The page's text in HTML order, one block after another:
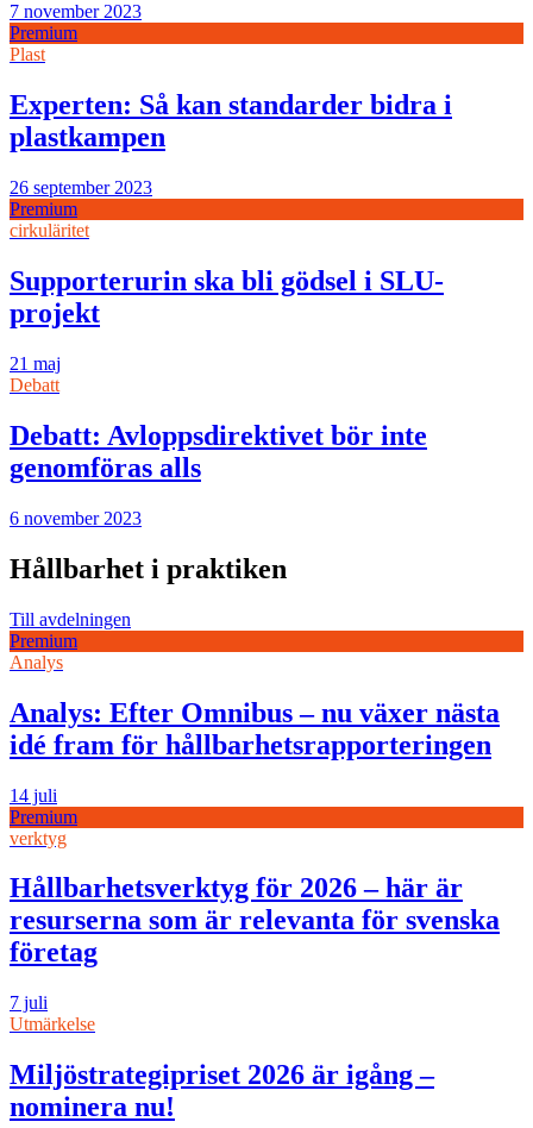
7 november 2023
Premium
Plast
Experten: Så kan standarder bidra i
plastkampen
26 september 2023
Premium
cirkuläritet
Supporterurin ska bli gödsel i SLU-
projekt
21 maj
Debatt
Debatt: Avloppsdirektivet bör inte
genomföras alls
6 november 2023
Hållbarhet i praktiken
Till avdelningen
Premium
Analys
Analys: Efter Omnibus – nu växer nästa
idé fram för hållbarhetsrapporteringen
14 juli
Premium
verktyg
Hållbarhetsverktyg för 2026 – här är
resurserna som är relevanta för svenska
företag
7 juli
Utmärkelse
Miljöstrategipriset 2026 är igång –
nominera nu!